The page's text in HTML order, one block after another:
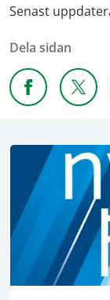
Senast
Dela sidan
Dela sidan på
Dela